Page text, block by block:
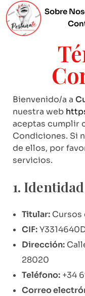
Sobre
Bienvenido/a a
nuestra web
aceptas cumplir
Condiciones. Si
de ellos, por
servicios.
1.
Titular:Cursos
CIF:
Dirección:
28020
Teléfono:+34
Correo